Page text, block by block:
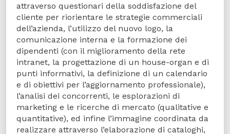
attraverso questionari della soddisfazione del
cliente per riorientare le strategie commerciali
dell’azienda, l’utilizzo del nuovo logo, la
comunicazione interna e la formazione dei
dipendenti (con il miglioramento della rete
intranet, la progettazione di un house-organ e di
punti informativi, la definizione di un calendario
e di obiettivi per l’aggiornamento professionale),
l’analisi dei concorrenti, le esplorazioni di
marketing e le ricerche di mercato (qualitative e
quantitative), ed infine l’immagine coordinata da
realizzare attraverso l’elaborazione di cataloghi,